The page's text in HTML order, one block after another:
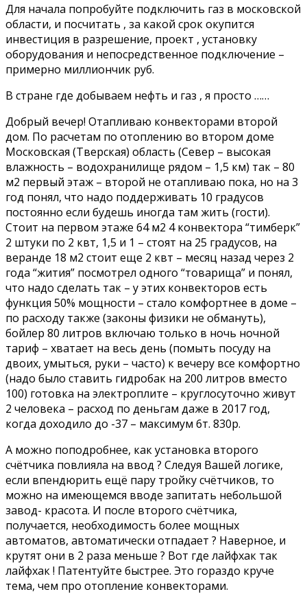
Для начала попробуйте подключить газ в московской
области, и посчитать , за какой срок окупится
инвестиция в разрешение, проект , установку
оборудования и непосредственное подключение –
примерно миллиончик руб.
В стране где добываем нефть и газ , я просто ……
Добрый вечер! Отапливаю конвекторами второй
дом. По расчетам по отоплению во втором доме
Московская (Тверская) область (Север – высокая
влажность – водохранилище рядом – 1,5 км) так – 80
м2 первый этаж – второй не отапливаю пока, но на 3
год понял, что надо поддерживать 10 градусов
постоянно если будешь иногда там жить (гости).
Стоит на первом этаже 64 м2 4 конвектора “тимберк”
2 штуки по 2 квт, 1,5 и 1 – стоят на 25 градусов, на
веранде 18 м2 стоит еще 2 квт – месяц назад через 2
года “жития” посмотрел одного “товарища” и понял,
что надо сделать так – у этих конвекторов есть
функция 50% мощности – стало комфортнее в доме –
по расходу также (законы физики не обмануть),
бойлер 80 литров включаю только в ночь ночной
тариф – хватает на весь день (помыть посуду на
двоих, умыться, руки – часто) к вечеру все комфортно
(надо было ставить гидробак на 200 литров вместо
100) готовка на электроплите – круглосуточно живут
2 человека – расход по деньгам даже в 2017 год,
когда доходило до -37 – максимум 6т. 830р.
А можно поподробнее, как установка второго
счётчика повлияла на ввод ? Следуя Вашей логике,
если впендюрить ещё пару тройку счётчиков, то
можно на имеющемся вводе запитать небольшой
завод- красота. И после второго счётчика,
получается, необходимость более мощных
автоматов, автоматически отпадает ? Наверное, и
крутят они в 2 раза меньше ? Вот где лайфхак так
лайфхак ! Патентуйте быстрее. Это гораздо круче
тема, чем про отопление конвекторами.